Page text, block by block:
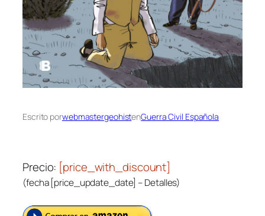
Escrito porwebmastergeohistenGuerra Civil Española
Precio: [price_with_discount]
(fecha [price_update_date] –Detalles)